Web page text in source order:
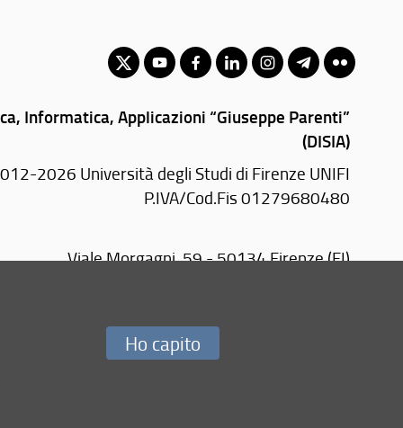
Informatica, Applicazioni “Giuseppe Parenti”
(DISIA)
2026 Università degli Studi di Firenze UNIFI
P.IVA/Cod.Fis 01279680480
Viale Morgagni, 59 - 50134 Firenze (FI)
PEC:disia(AT)pec.unifi.it
Ho capito